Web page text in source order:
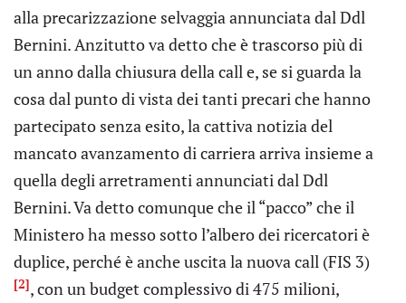
alla precarizzazione selvaggia annunciata dal Ddl
Bernini. Anzitutto va detto che è trascorso più di
un anno dalla chiusura della call e, se si guarda la
cosa dal punto di vista dei tanti precari che hanno
partecipato senza esito, la cattiva notizia del
mancato avanzamento di carriera arriva insieme a
quella degli arretramenti annunciati dal Ddl
Bernini. Va detto comunque che il “pacco” che il
Ministero ha messo sotto l’albero dei ricercatori è
duplice, perché è anche uscita la nuova call (FIS 3)
[2], con un budget complessivo di 475 milioni,